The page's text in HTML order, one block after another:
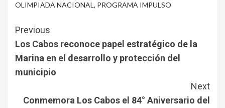
OLIMPIADA NACIONAL, PROGRAMA IMPULSO
Continue
Reading
Previous
Los Cabos reconoce papel estratégico de la
Marina en el desarrollo y protección del
municipio
Next
Conmemora Los Cabos el 84° Aniversario del